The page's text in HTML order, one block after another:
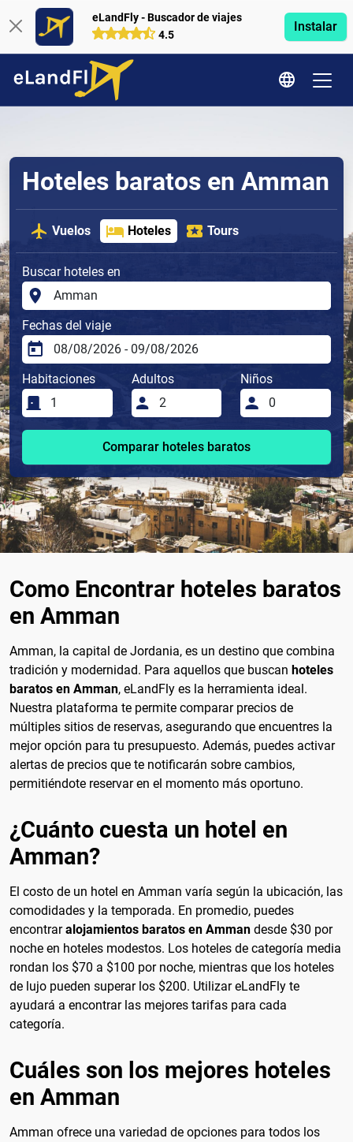
eLandFly - Buscador de viajes
4.5
Instalar
Hoteles baratos en Amman
Vuelos Hoteles Tours
Buscar hoteles en
Fechas del viaje
Habitaciones Adultos Niños
Comparar hoteles baratos
Como Encontrar hoteles baratos
en Amman
Amman, la capital de Jordania, es un destino que combina
tradición y modernidad. Para aquellos que buscan hoteles
baratos en Amman, eLandFly es la herramienta ideal.
Nuestra plataforma te permite comparar precios de
múltiples sitios de reservas, asegurando que encuentres la
mejor opción para tu presupuesto. Además, puedes activar
alertas de precios que te notificarán sobre cambios,
permitiéndote reservar en el momento más oportuno.
¿Cuánto cuesta un hotel en
Amman?
El costo de un hotel en Amman varía según la ubicación, las
comodidades y la temporada. En promedio, puedes
encontraralojamientos baratos en Amman desde $30 por
noche en hoteles modestos. Los hoteles de categoría media
rondan los $70 a $100 por noche, mientras que los hoteles
de lujo pueden superar los $200. Utilizar eLandFly te
ayudará a encontrar las mejores tarifas para cada
categoría.
Cuáles son los mejores hoteles
en Amman
Amman ofrece una variedad de opciones para todos los